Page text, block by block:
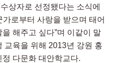
상자로 선정됐다는 소식에
로부터 사랑을 받으며 태어
해주고 싶다”며 이같이 말
교육을 위해 2013년 강원 홍
다문화 대안학교다.